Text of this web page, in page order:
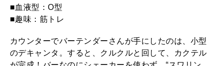
2025年12月号「お酒の新常識。」
■血液型：O型
■趣味：筋トレ
カウンターでバーテンダーさんが手にしたのは、小型
のデキャンタ。すると、クルクルと回して、カクテル